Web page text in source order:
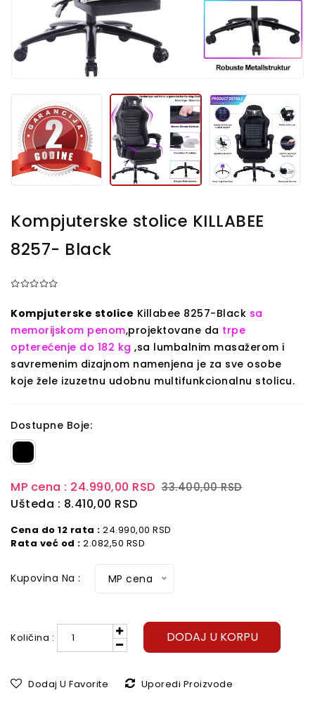
Kompjuterske stolice KILLABEE
8257- Black
Kompjuterske stolice Killabee 8257-Black sa
memorijskom penom,projektovane da trpe
opterećenje do 182 kg ,sa lumbalnim masažerom i
savremenim dizajnom namenjena je za sve osobe
koje žele izuzetnu udobnu multifunkcionalnu stolicu.
Dostupne Boje:
MP cena : 24.990,00 RSD 33.400,00 RSD
Ušteda : 8.410,00 RSD
Cena do 12 rata : 24.990,00 RSD
Rata već od : 2.082,50 RSD
Kupovina Na : MP cena
Količina : DODAJ U KORPU
Dodaj U Favorite Uporedi Proizvode